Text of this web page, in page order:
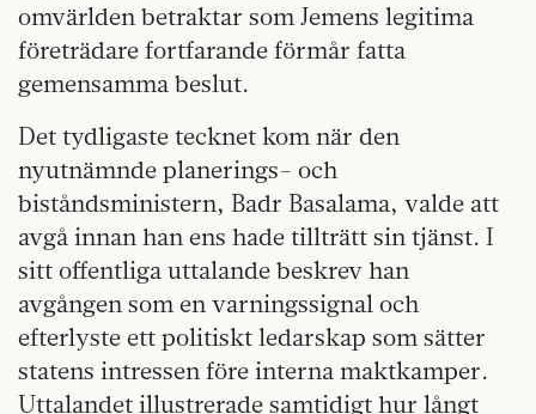
omvärlden betraktar som Jemens legitima
företrädare fortfarande förmår fatta
gemensamma beslut.
Det tydligaste tecknet kom när den
nyutnämnde planerings- och
biståndsministern, Badr Basalama, valde att
avgå innan han ens hade tillträtt sin tjänst. I
sitt offentliga uttalande beskrev han
avgången som en varningssignal och
efterlyste ett politiskt ledarskap som sätter
statens intressen före interna maktkamper.
Uttalandet illustrerade samtidigt hur långt